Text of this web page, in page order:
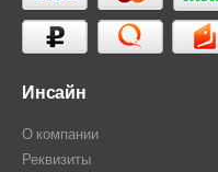
Инсайн
О компании
Реквизиты